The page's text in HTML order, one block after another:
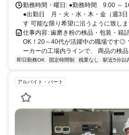
勤務時間・曜日: ●勤務時間 9:00 ～
●出勤日 月・火・水・木・金（週3
す 可能な限り希望に沿うように致しま
仕事内容: 歯磨き粉の検品・包装・箱
OK！20～40代が活躍中の職場です◎
ーカーの工場内ラインで、 商品の検
即日勤務OK 固定時間制 残業なし 駅近5分以
アルバイト・パート